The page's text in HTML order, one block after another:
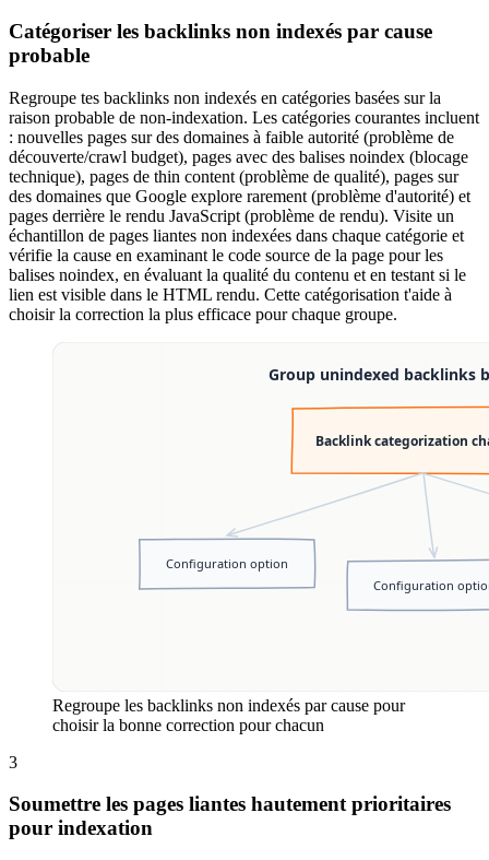
Catégoriser les backlinks non indexés par cause
probable
Regroupe tes backlinks non indexés en catégories basées sur la
raison probable de non-indexation. Les catégories courantes incluent
: nouvelles pages sur des domaines à faible autorité (problème de
découverte/crawl budget), pages avec des balises noindex (blocage
technique), pages de thin content (problème de qualité), pages sur
des domaines que Google explore rarement (problème d'autorité) et
pages derrière le rendu JavaScript (problème de rendu). Visite un
échantillon de pages liantes non indexées dans chaque catégorie et
vérifie la cause en examinant le code source de la page pour les
balises noindex, en évaluant la qualité du contenu et en testant si le
lien est visible dans le HTML rendu. Cette catégorisation t'aide à
choisir la correction la plus efficace pour chaque groupe.
Regroupe les backlinks non indexés par cause pour
choisir la bonne correction pour chacun
3
Soumettre les pages liantes hautement prioritaires
pour indexation